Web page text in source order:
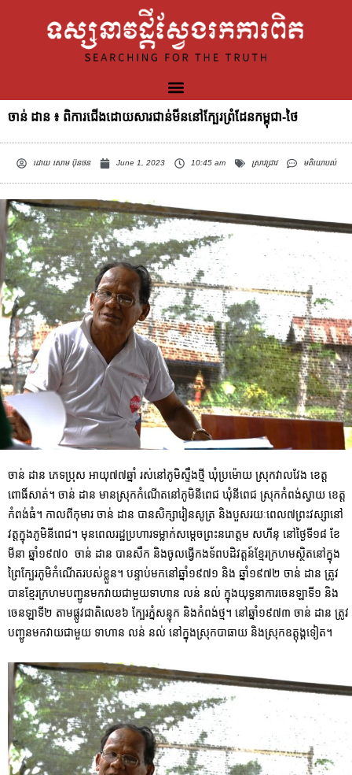
ចាន់ ដាន ៖ ពិការជើងដោយសារជាន់មីននៅក្បែរព្រំដែនកម្ពុជា-ថៃ
ដោយសោម ប៊ុនថន June 1, 2023 10:45 am ស្រាវជ្រាវ មតិយោបល់
ចាន់ ដាន ភេទប្រុស អាយុ៧៧ឆ្នាំ រស់នៅភូមិស្ទឹងថ្មី ឃុំប្រម៉ោយ ស្រុកវាលវែង ខេត្ត
ពោធិ៍សាត់។ ចាន់ ដាន មានស្រុកកំណើតនៅភូមិនីពេជ ឃុំនីពេជ ស្រុកកំពង់ស្វាយ ខេត្ត
កំពង់ធំ។ កាលពីកុមារ ចាន់ ដាន បានសិក្សារៀនសូត្រ និងបួសរយៈពេល៧ព្រះវស្សានៅ
វត្តក្នុងភូមិនីពេជ។ មុនពេលរដ្ឋប្រហារទម្លាក់សម្តេចព្រះនរោត្តម សហីនុ នៅថ្ងៃទី១៨ ខែ
មីនា ឆ្នាំ១៩៧០ ចាន់ ដាន បានសឹក និងចូលធ្វើកងទ័ពបដិវត្តន៍ខ្មែរក្រហមស្ថិតនៅក្នុង
ព្រៃក្បែរភូមិកំណើតរបស់ខ្លួន។ បន្ទាប់មកនៅឆ្នាំ១៩៧១ និង ឆ្នាំ១៩៧២ ចាន់ ដាន ត្រូវ
បានខ្មែរក្រហមបញ្ជូនមកវាយជាមួយទាហាន លន់ នល់ ក្នុងយុទ្ធនាការចេនឡាទី១ និង
ចេនឡាទី២ តាមផ្លូវជាតិលេខ៦ ក្បែរភ្នំសន្ទុក និងកំពង់ថ្ម។ នៅឆ្នាំ១៩៧៣ ចាន់ ដាន ត្រូវ
បញ្ជូនមកវាយជាមួយ ទាហាន លន់ នល់ នៅក្នុងស្រុកបាធាយ និងស្រុកឧត្តុង្គទៀត។